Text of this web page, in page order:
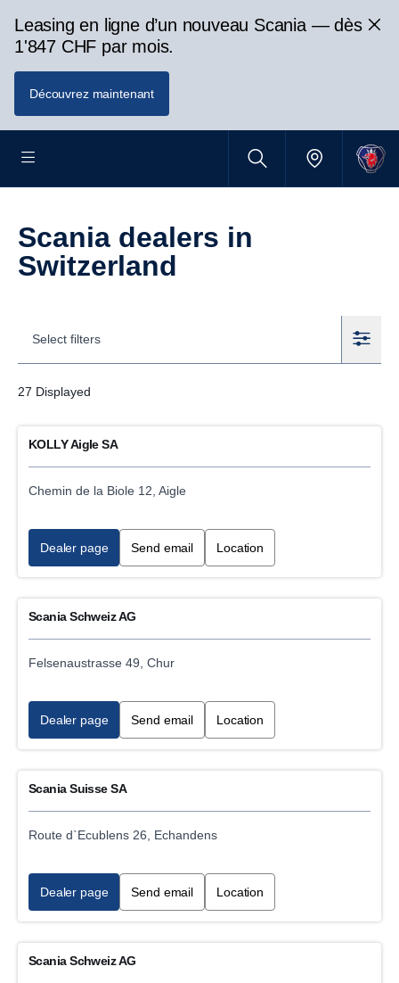
Leasing en ligne d’un nouveau Scania — dès
1'847 CHF par mois.
Découvrez maintenant
Scania dealers in
Switzerland
Select filters
27 Displayed
Locations
Internal
Category
Scania Parts sales
ADR vehicle service
Digital tachograph data download
E-mobility VCB Battery Repair Service Workshop
KOLLY Aigle SA
Chemin de la Biole 12, Aigle
Dealer page Send email Location
Scania Schweiz AG
Felsenaustrasse 49, Chur
Dealer page Send email Location
Scania Suisse SA
Route d`Ecublens 26, Echandens
Dealer page Send email Location
Scania Schweiz AG